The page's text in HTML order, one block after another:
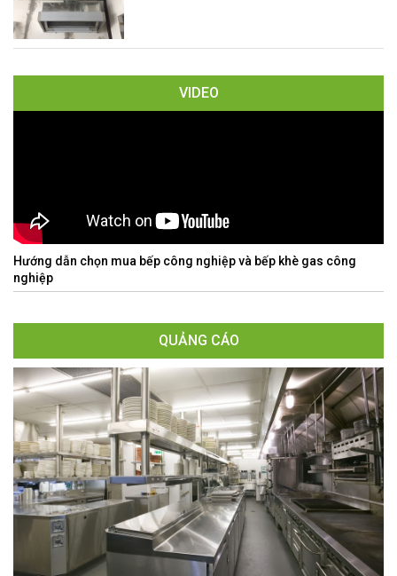
VIDEO
Hướng dẫn chọn mua bếp công nghiệp và bếp khè gas công
nghiệp
QUẢNG CÁO